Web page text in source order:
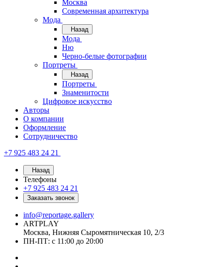
Москва
Современная архитектура
Мода
Назад
Мода
Ню
Черно-белые фотографии
Портреты
Назад
Портреты
Знаменитости
Цифровое искусство
Авторы
О компании
Оформление
Сотрудничество
+7 925 483 24 21
Назад
Телефоны
+7 925 483 24 21
Заказать звонок
info@reportage.gallery
ARTPLAY
Москва, Нижняя Сыромятническая 10, 2/3
ПН-ПТ: с 11:00 до 20:00